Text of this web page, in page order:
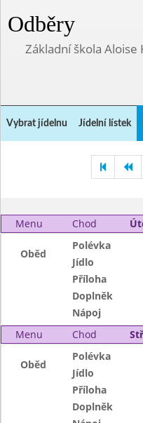
Odběry
Základní škola
Vybrat jídelnu Jídelní lístek
Menu Chod
Oběd
Polévka
Jídlo
Příloha
Doplněk
Nápoj
Menu
Chod
Oběd
Polévka
Jídlo
Příloha
Doplněk